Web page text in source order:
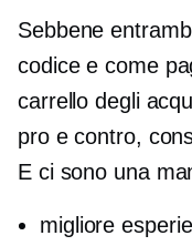
Sebbene
codice e come
carrello degli
pro e contro,
E ci sono una
migliore